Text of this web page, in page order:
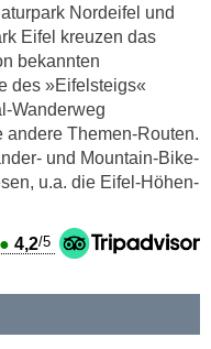
Nordeifel und
Eifel kreuzen das
bekannten
des »Eifelsteigs«
Wanderweg
andere Themen-Routen.
und Mountain-Bike-
u.a. die Eifel-Höhen-
● 4,2/5